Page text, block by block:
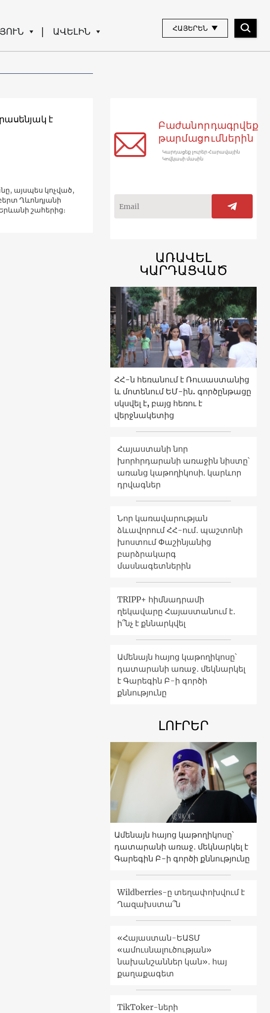
ԱՎԵԼԻՆ ՀԱՅԵՐԵՆ
է
այսպես կոչված,
Ղևոնդյանի
շահերից։
Բաժանորդագրվեք
թարմացումներին
Կարդացեք լուրեր Հարավային
Կովկասի մասին
ԱՌԱՎԵԼ
ԿԱՐԴԱՑՎԱԾ
ՀՀ-ն հեռանում է Ռուսաստանից
և մոտենում ԵՄ-ին. գործընթացը
սկսվել է, բայց հեռու է
վերջնակետից
Հայաստանի նոր
խորհրդարանի առաջին նիստը՝
առանց կաթողիկոսի. կարևոր
դրվագներ
Նոր կառավարության
ձևավորում ՀՀ-ում․ պաշտոնի
խոստում Փաշինյանից
բարձրակարգ
մասնագետներին
TRIPP+ հիմնադրամի
ղեկավարը Հայաստանում է․
ի՞նչ է քննարկվել
Ամենայն հայոց կաթողիկոսը՝
դատարանի առաջ․ մեկնարկել
է Գարեգին Բ-ի գործի
քննությունը
ԼՈՒՐԵՐ
Ամենայն հայոց կաթողիկոսը՝
դատարանի առաջ․ մեկնարկել է
Գարեգին Բ-ի գործի քննությունը
Wildberries-ը տեղափոխվում է
Ղազախստա՞ն
«Հայաստան-ԵԱՏՄ
«ամուսնալուծության»
նախանշաններ կան»․ հայ
քաղաքագետ
TikToker-ների